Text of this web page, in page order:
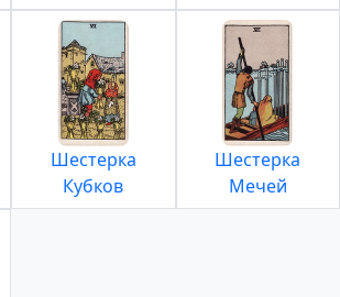
Шестерка
Кубков
Шестерка
Мечей